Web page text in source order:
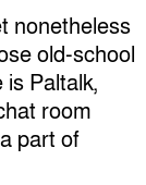
nonetheless
old-school
Paltalk,
room
part of